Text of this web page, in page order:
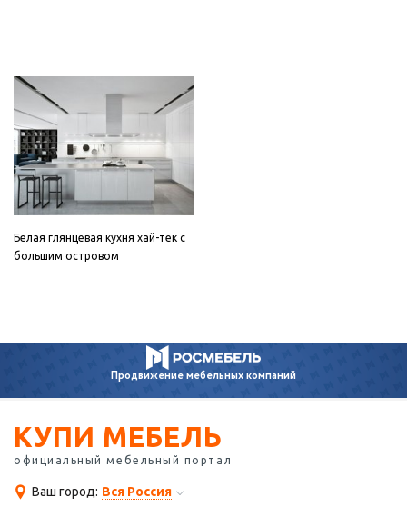
Белая глянцевая кухня хай-тек с
большим островом
Продвижениемебельных компаний
КУПИ МЕБЕЛЬ
официальный мебельный портал
Ваш город: Вся Россия